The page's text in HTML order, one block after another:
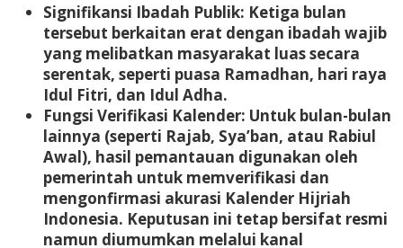
Signifikansi Ibadah Publik: Ketiga bulan
tersebut berkaitan erat dengan ibadah wajib
yang melibatkan masyarakat luas secara
serentak, seperti puasa Ramadhan, hari raya
Idul Fitri, dan Idul Adha.
Fungsi Verifikasi Kalender: Untuk bulan-bulan
lainnya (seperti Rajab, Sya’ban, atau Rabiul
Awal), hasil pemantauan digunakan oleh
pemerintah untuk memverifikasi dan
mengonfirmasi akurasi Kalender Hijriah
Indonesia. Keputusan ini tetap bersifat resmi
namun diumumkan melalui kanal